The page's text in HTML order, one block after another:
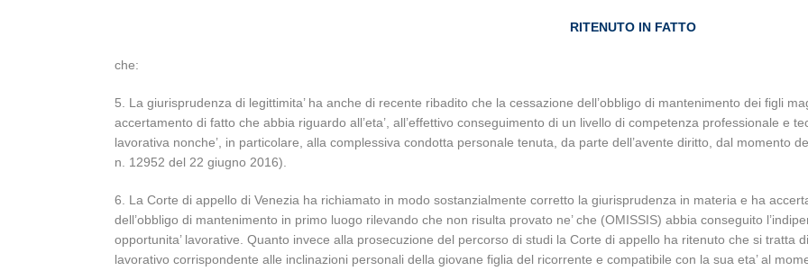
RITENUTO IN FATTO
che:
5. La giurisprudenza di legittimita’ ha anche di recente ribadito che la cessazione dell’obbligo di mantenimento dei figli
accertamento di fatto che abbia riguardo all’eta’, all’effettivo conseguimento di un livello di competenza professionale e
lavorativa nonche’, in particolare, alla complessiva condotta personale tenuta, da parte dell’avente diritto, dal momento
n. 12952 del 22 giugno 2016).
6. La Corte di appello di Venezia ha richiamato in modo sostanzialmente corretto la giurisprudenza in materia e ha
dell’obbligo di mantenimento in primo luogo rilevando che non risulta provato ne’ che (OMISSIS) abbia conseguito
opportunita’ lavorative. Quanto invece alla prosecuzione del percorso di studi la Corte di appello ha ritenuto che si tratta
lavorativo corrispondente alle inclinazioni personali della giovane figlia del ricorrente e compatibile con la sua eta’ al